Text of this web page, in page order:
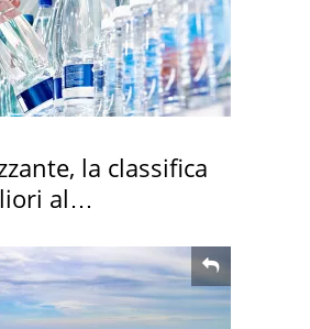
la classifica
al